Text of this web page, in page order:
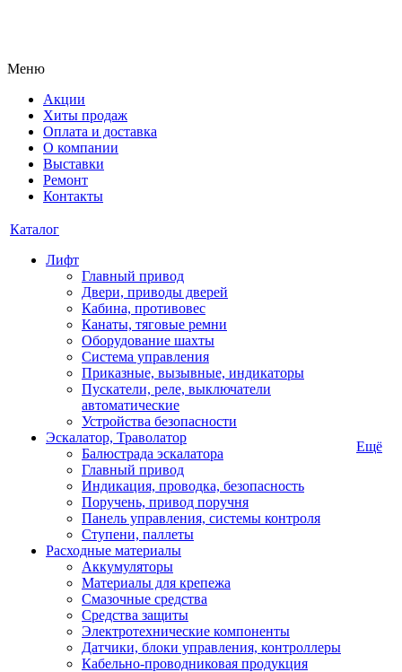
Меню
Акции
Хиты продаж
Оплата и доставка
О компании
Выставки
Ремонт
Контакты
Каталог
Лифт
Главный привод
Двери, приводы дверей
Кабина, противовес
Канаты, тяговые ремни
Оборудование шахты
Система управления
Приказные, вызывные, индикаторы
Пускатели, реле, выключатели
автоматические
Устройства безопасности
Эскалатор, Траволатор
Балюстрада эскалатора
Главный привод
Индикация, проводка, безопасность
Поручень, привод поручня
Панель управления, системы контроля
Ступени, паллеты
Расходные материалы
Аккумуляторы
Материалы для крепежа
Смазочные средства
Средства защиты
Электротехнические компоненты
Датчики, блоки управления, контроллеры
Кабельно-проводниковая продукция
Ещё